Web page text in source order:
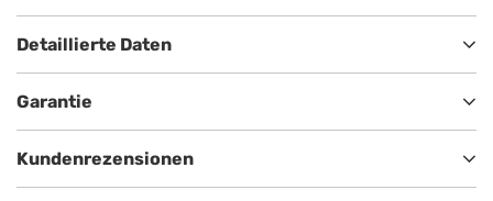
Detaillierte Daten
Garantie
Kundenrezensionen